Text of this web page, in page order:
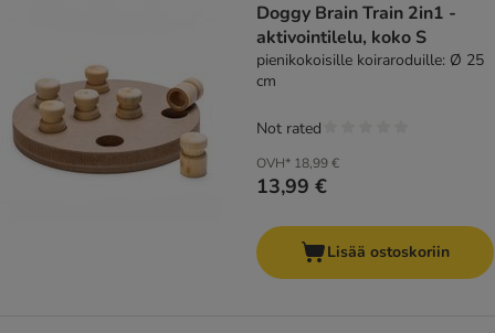
Doggy Brain Train 2in1 -
aktivointilelu, koko S
pienikokoisille koiraroduille: Ø 25
cm
OVH* 18,99 €
13,99 €
Not rated
Lisää ostoskoriin